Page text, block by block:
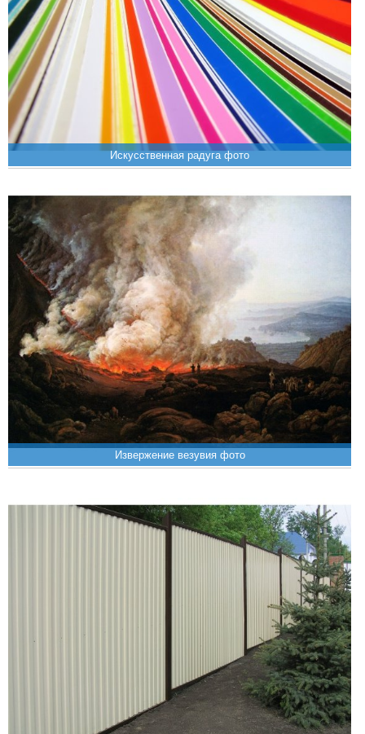
Искусственная радуга фото
Извержение везувия фото